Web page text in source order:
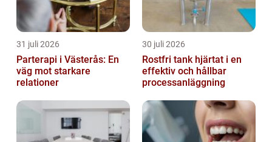
31 juli 2026
Parterapi i Västerås: En
väg mot starkare
relationer
30 juli 2026
Rostfri tank hjärtat i en
effektiv och hållbar
processanläggning